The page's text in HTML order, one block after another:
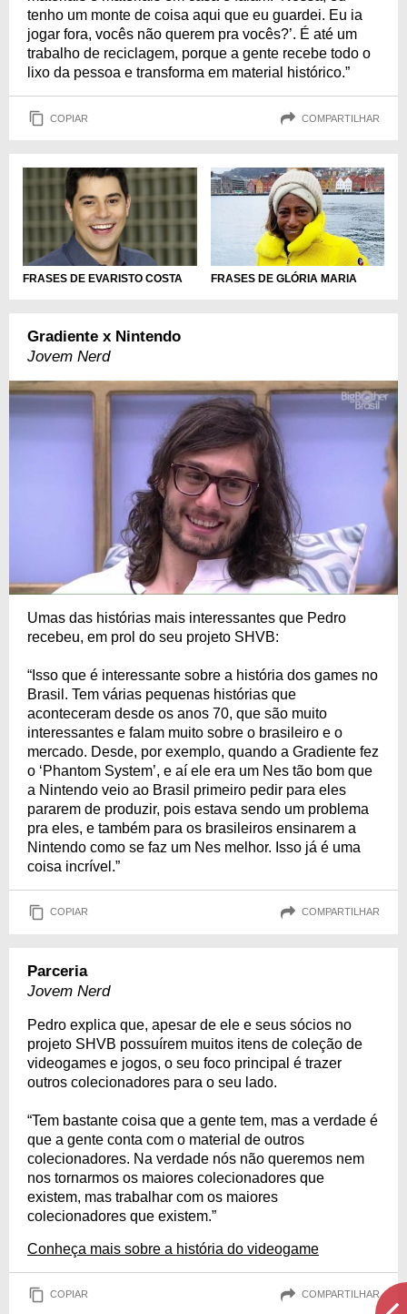
tenho um monte de coisa aqui que eu guardei. Eu ia
jogar fora, vocês não querem pra vocês?’. É até um
trabalho de reciclagem, porque a gente recebe todo o
lixo da pessoa e transforma em material histórico.”
COPIAR COMPARTILHAR
FRASES DE EVARISTO COSTA FRASES DE GLÓRIA MARIA
Gradiente x Nintendo
Jovem Nerd
Umas das histórias mais interessantes que Pedro
recebeu, em prol do seu projeto SHVB:
“Isso que é interessante sobre a história dos games no
Brasil. Tem várias pequenas histórias que
aconteceram desde os anos 70, que são muito
interessantes e falam muito sobre o brasileiro e o
mercado. Desde, por exemplo, quando a Gradiente fez
o ‘Phantom System’, e aí ele era um Nes tão bom que
a Nintendo veio ao Brasil primeiro pedir para eles
pararem de produzir, pois estava sendo um problema
pra eles, e também para os brasileiros ensinarem a
Nintendo como se faz um Nes melhor. Isso já é uma
coisa incrível.”
COPIAR COMPARTILHAR
Parceria
Jovem Nerd
Pedro explica que, apesar de ele e seus sócios no
projeto SHVB possuírem muitos itens de coleção de
videogames e jogos, o seu foco principal é trazer
outros colecionadores para o seu lado.
“Tem bastante coisa que a gente tem, mas a verdade é
que a gente conta com o material de outros
colecionadores. Na verdade nós não queremos nem
nos tornarmos os maiores colecionadores que
existem, mas trabalhar com os maiores
colecionadores que existem.”
Conheça mais sobre a história do videogame
COPIAR COMPARTILHAR